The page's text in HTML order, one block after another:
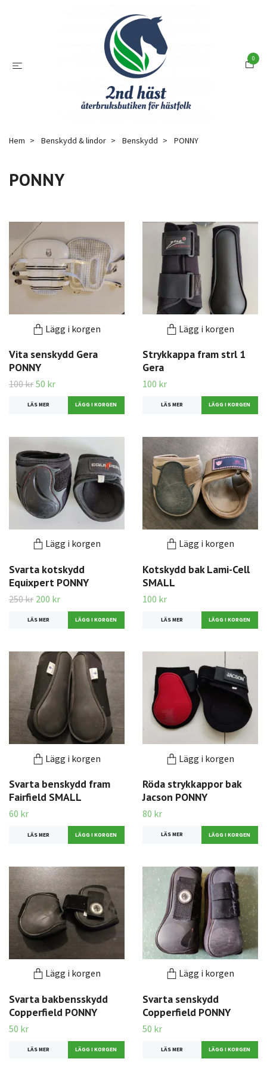
0
Hem Benskydd & lindor Benskydd PONNY
PONNY
Lägg i korgen
Vita senskydd Gera
PONNY
100 kr 50 kr
LÄS MER
Lägg i korgen
Strykkappa fram strl 1
Gera
100 kr
LÄS MER
Lägg i korgen
Svarta kotskydd
Equixpert PONNY
250 kr 200 kr
LÄS MER
Lägg i korgen
Kotskydd bak Lami-Cell
SMALL
100 kr
LÄS MER
Lägg i korgen
Svarta benskydd fram
Fairfield SMALL
60 kr
LÄS MER
Lägg i korgen
Röda strykkappor bak
Jacson PONNY
80 kr
LÄS MER
Lägg i korgen
Svarta bakbensskydd
Copperfield PONNY
50 kr
LÄS MER
Lägg i korgen
Svarta senskydd
Copperfield PONNY
50 kr
LÄS MER